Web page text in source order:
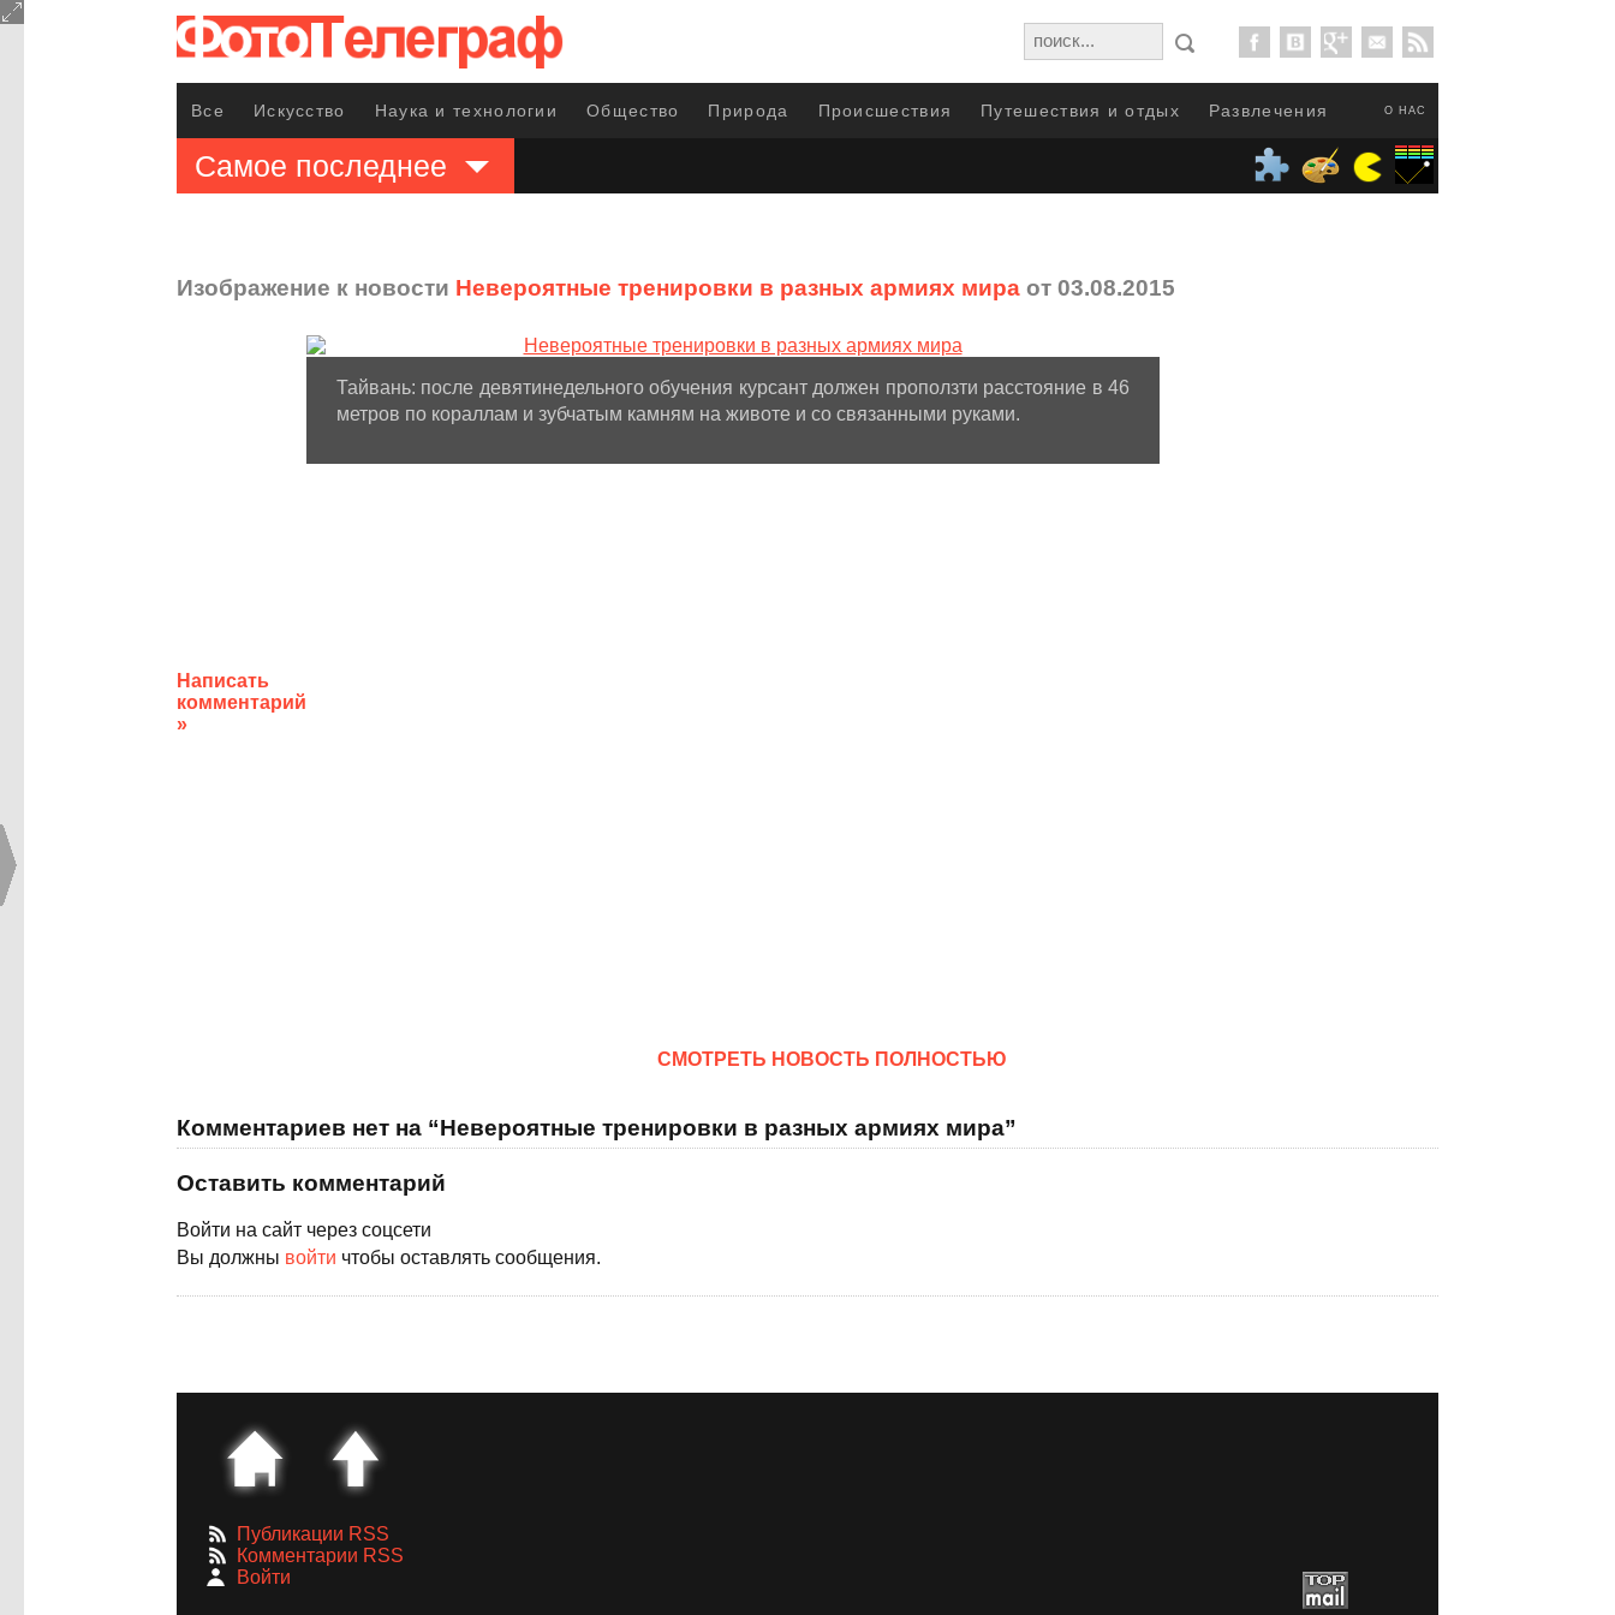
О НАС
Все Искусство Наука и технологии Общество Природа Происшествия Путешествия и отдых Развлечения
Самое последнее
Изображение к новости Невероятные тренировки в разных армиях мира от 03.08.2015
Написать
комментарий
»
Тайвань: после девятинедельного обучения курсант должен проползти расстояние в 46
метров по кораллам и зубчатым камням на животе и со связанными руками.
CМОТРЕТЬ НОВОСТЬ ПОЛНОСТЬЮ
Комментариев нет на “Невероятные тренировки в разных армиях мира”
Оставить комментарий
Войти на сайт через соцсети
Вы должны войти чтобы оставлять сообщения.
Публикации RSS
Комментарии RSS
Войти